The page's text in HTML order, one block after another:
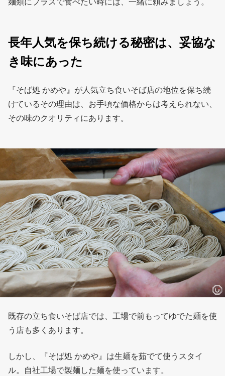
長年人気を保ち続ける秘密は、妥協な
き味にあった
『そば処 かめや』が人気立ち食いそば店の地位を保ち続
けているその理由は、お手頃な価格からは考えられない、
その味のクオリティにあります。
既存の立ち食いそば店では、工場で前もってゆでた麺を使
う店も多くあります。
しかし、『そば処 かめや』は生麺を茹でて使うスタイ
ル。自社工場で製麺した麺を使っています。